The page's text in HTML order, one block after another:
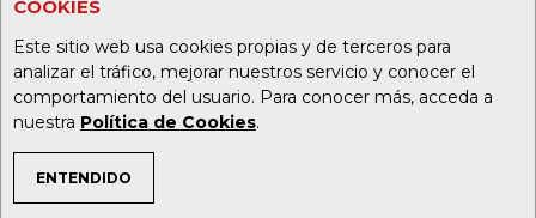
COOKIES
Este sitio web usa cookies propias y de terceros para
analizar el tráfico, mejorar nuestros servicio y conocer el
comportamiento del usuario. Para conocer más, acceda a
nuestra Política de Cookies.
ENTENDIDO
TEMAS DE INTERÉS